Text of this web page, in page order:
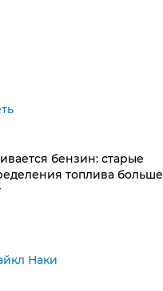
бензин: старые
топлива больше
Наки